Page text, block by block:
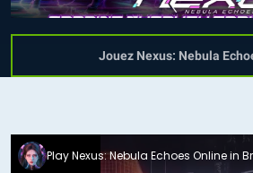
Jouez Nexus: Nebula